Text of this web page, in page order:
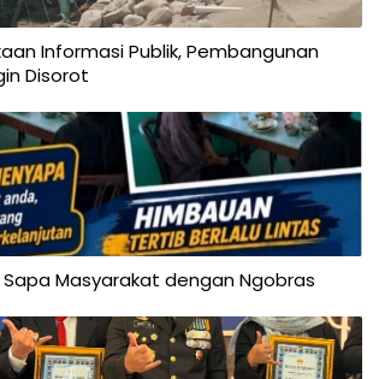
Informasi Publik, Pembangunan
Disorot
Sapa Masyarakat dengan Ngobras